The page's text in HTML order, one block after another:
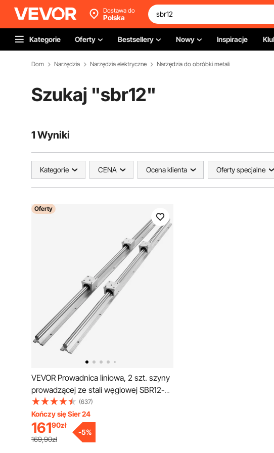
Dostawa do
Polska
Kategorie Oferty Bestsellery Nowy Inspiracje
Dom Narzędzia Narzędzia elektryczne Narzędzia do obróbki metali
Szukaj "sbr12"
1 Wyniki
Kategorie CENA Ocena klienta Oferty specjalne
Oferty
VEVOR Prowadnica liniowa, 2 szt. szyny
prowadzącej ze stali węglowej SBR12-
1000 mm, aluminiowa, z 4 blokami
ślizgowymi SBR12UU, bloki łożysk
liniowych, części CNC do drukarek 3D,
frezarek/tokarki
(637)
Kończy się Sier 24
16190zł
169,90zł
-5%